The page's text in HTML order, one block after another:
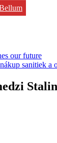
our future
sanitiek a